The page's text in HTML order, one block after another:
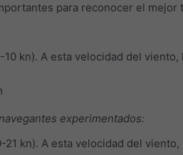
para reconocer el mejor
kn). A esta velocidad del
experimentados:
kn). A esta velocidad del